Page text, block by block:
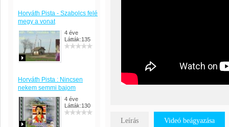
Horváth Pista - Szabolcs felé
megy a vonat
4 éve
Látták:135
Horváth Pista : Nincsen
nekem semmi bajom
4 éve
Látták:130
Leírás Videó beágyazása